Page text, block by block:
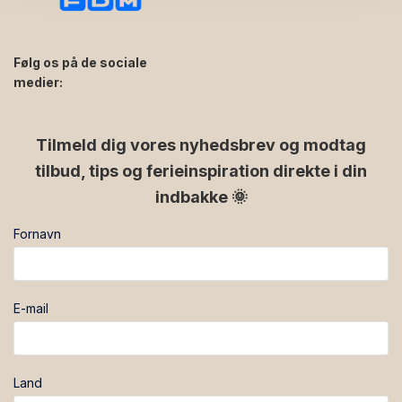
Følg os på de sociale
medier:
Tilmeld dig vores nyhedsbrev og modtag
tilbud, tips og ferieinspiration direkte i din
indbakke 🌞
Fornavn
E-mail
Land